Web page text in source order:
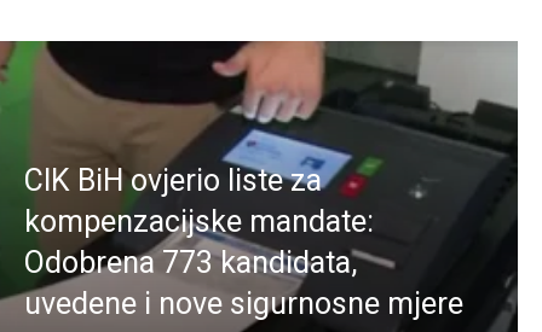
CIK BiH ovjerio liste za
kompenzacijske mandate:
Odobrena 773 kandidata,
uvedene i nove sigurnosne mjere